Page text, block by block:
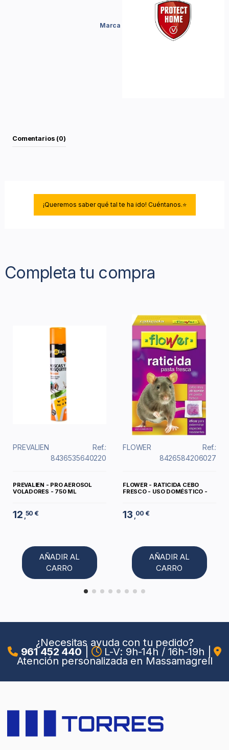
Marca
Comentarios (0)
¡Queremos saber qué tal te ha ido! Cuéntanos.⭐
Completa tu compra
PREVALIEN
Ref.:
8436535640220
PREVALIEN - PRO AEROSOL
VOLADORES - 750 ML
12 ,50 €
AÑADIR AL
CARRO
FLOWER
Ref.:
8426584206027
FLOWER - RATICIDA CEBO
FRESCO - USO DOMÉSTICO -
13 00 €
AÑADIR AL
CARRO
¿Necesitas ayuda con tu pedido?
961 452 440 L-V: 9h-14h / 16h-19h
Atención personalizada en Massamagrell